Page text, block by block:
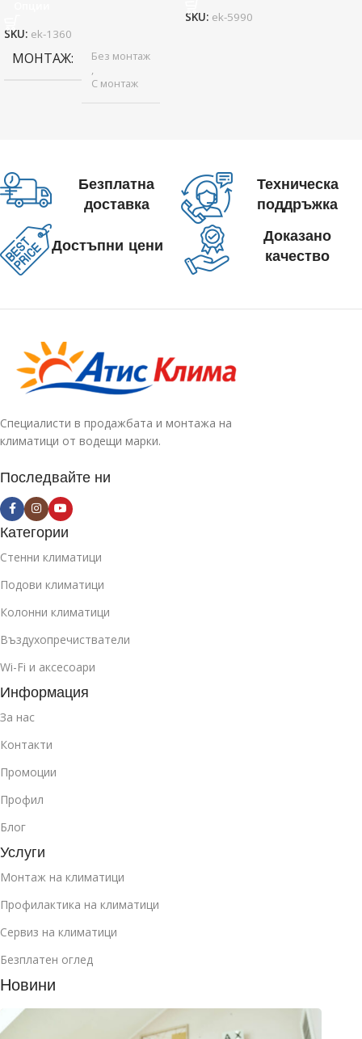
SKU: ek-1360
МОНТАЖ
Без монтаж
,
С монтаж
SKU: ek-5990
Безплатна
доставка
Техническа
поддръжка
Достъпни цени
Доказано
качество
Специалисти в продажбата и монтажа на
климатици от водещи марки.
Последвайте ни
Категории
Стенни климатици
Подови климатици
Колонни климатици
Въздухопречистватели
Wi-Fi и аксесоари
Информация
За нас
Контакти
Промоции
Профил
Блог
Услуги
Монтаж на климатици
Профилактика на климатици
Сервиз на климатици
Безплатен оглед
Новини